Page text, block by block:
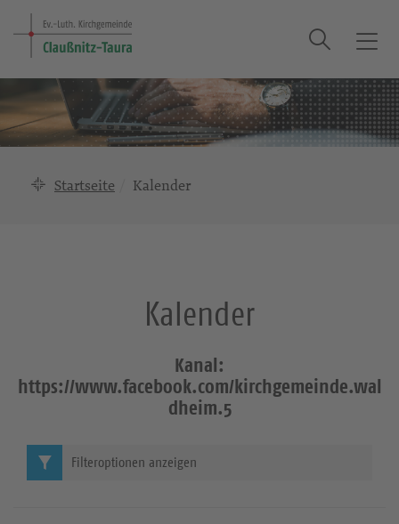
T
g
g
l
Suche
Startseite Kalender
Kalender
Kanal:
https://www.facebook.com/kirchgemeinde.wal
dheim.5
Filteroptionen anzeigen